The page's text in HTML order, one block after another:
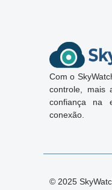
Com o
controle, mais
confiança na
conexão.
© 2025